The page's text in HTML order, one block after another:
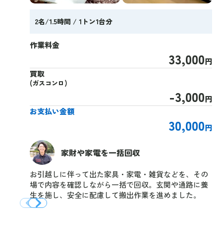
2名/1.5時間 / 1トン1台分
作業料金
33,000円
買取
(ガスコンロ)
-3,000円
お支払い金額
30,000円
家財や家電を一括回収
お引越しに伴って出た家具・家電・雑貨などを、その
場で内容を確認しながら一括で回収。玄関や通路に養
生を施し、安全に配慮して搬出作業を進めました。